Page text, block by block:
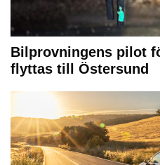
Bilprovningens pilot
flyttas till Östersund